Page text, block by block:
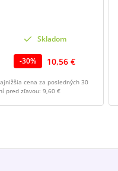
Skladom
-30% 10,56 €
cena za posledných 30
pred zľavou: 9,60 €